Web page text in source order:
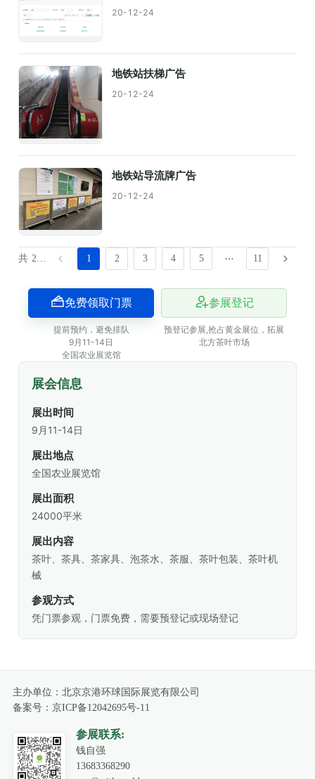
20-12-24
地铁站扶梯广告
20-12-24
地铁站导流牌广告
20-12-24
共 216 条数据 1 2 3 4 5 11
免费领取门票
提前预约，避免排队
9月11-14日
全国农业展览馆
参展登记
预登记参展,抢占黄金展位，拓展
北方茶叶市场
展会信息
展出时间
9月11-14日
展出地点
全国农业展览馆
展出面积
24000平米
展出内容
茶叶、茶具、茶家具、泡茶水、茶服、茶叶包装、茶叶机
械
参观方式
凭门票参观，门票免费，需要预登记或现场登记
主办单位：北京京港环球国际展览有限公司
备案号： 京ICP备12042695号-11
参展联系:
钱自强
13683368290